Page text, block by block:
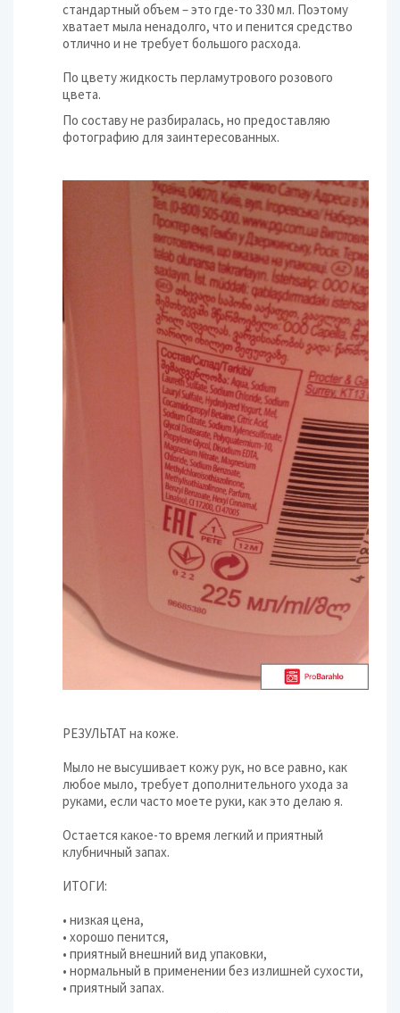
стандартный объем – это где-то 330 мл. Поэтому
хватает мыла ненадолго, что и пенится средство
отлично и не требует большого расхода.
По цвету жидкость перламутрового розового
цвета.
По составу не разбиралась, но предоставляю
фотографию для заинтересованных.
РЕЗУЛЬТАТ на коже.
Мыло не высушивает кожу рук, но все равно, как
любое мыло, требует дополнительного ухода за
руками, если часто моете руки, как это делаю я.
Остается какое-то время легкий и приятный
клубничный запах.
ИТОГИ:
• низкая цена,
• хорошо пенится,
• приятный внешний вид упаковки,
• нормальный в применении без излишней сухости,
• приятный запах.